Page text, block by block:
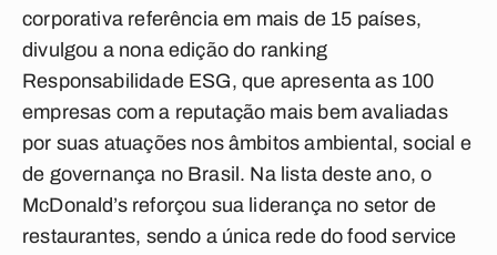
corporativa referência em mais de 15 países,
divulgou a nona edição do ranking
Responsabilidade ESG, que apresenta as 100
empresas com a reputação mais bem avaliadas
por suas atuações nos âmbitos ambiental, social e
de governança no Brasil. Na lista deste ano, o
McDonald’s reforçou sua liderança no setor de
restaurantes, sendo a única rede do food service